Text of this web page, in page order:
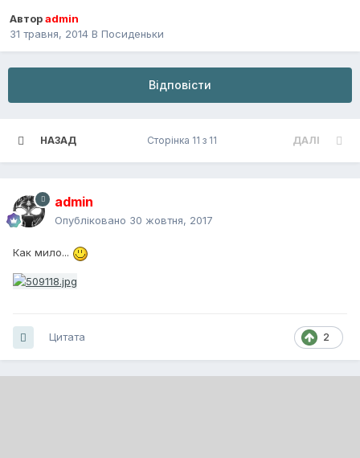
Авторadmin
31 травня, 2014 В Посиденьки
Відповісти
НАЗАД ДАЛІ
Сторінка 11 з 11
admin
Опубліковано 30 жовтня, 2017
Как мило...
2
Цитата